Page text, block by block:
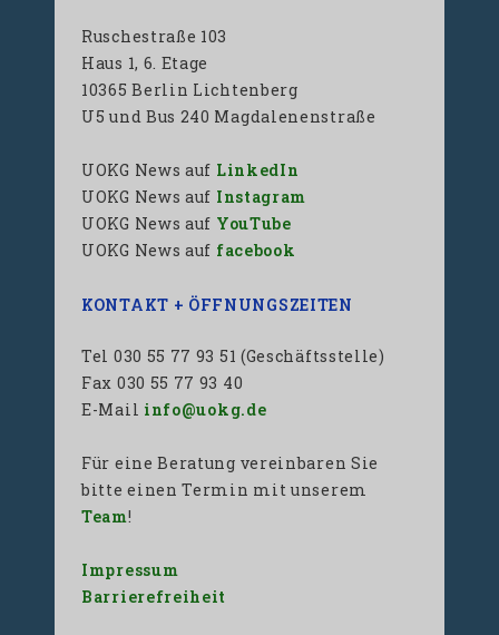
Ruschestraße 103
Haus 1, 6. Etage
10365 Berlin Lichtenberg
U5 und Bus 240 Magdalenenstraße
UOKG News auf LinkedIn
UOKG News auf Instagram
UOKG News auf YouTube
UOKG News auf facebook
KONTAKT + ÖFFNUNGSZEITEN
Tel 030 55 77 93 51 (Geschäftsstelle)
Fax 030 55 77 93 40
E-Mail info@uokg.de
Für eine Beratung vereinbaren Sie
bitte einen Termin mit unserem
Team!
Impressum
Barrierefreiheit